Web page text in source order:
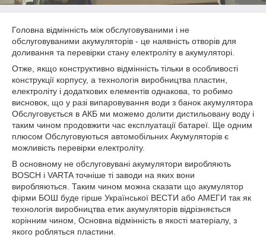
Головна відмінність між обслуговуваними і не
обслуговуваними акумуляторів - це наявність отворів для
доливання та перевірки стану електроліту в акумуляторі.
Отже, якщо конструктивно відмінність тільки в особливості
конструкції корпусу, а технологія виробництва пластин,
електроліту і додаткових елементів однакова, то робимо
висновок, що у разі випаровування води з банок акумулятора
Обслуговується в АКБ ми можемо долити дистильовану воду і
таким чином продовжити час експлуатації батареї. Ще одним
плюсом Обслуговуються автомобільних Акумуляторів є
можливість перевірки електроліту.
В основному не обслуговувані акумулятори виробляють
BOSCH і VARTA точніше ті заводи на яких вони
виробляються. Таким чином можна сказати що акумулятор
фірми БОШ буде гірше Української ВЕСТИ або АМЕГИ так як
технологія виробництва етик акумуляторів відрізняється
корінним чином, Основна відмінність в якості матеріалу, з
якого робляться пластини.